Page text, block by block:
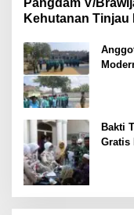
Pangdam V/
Kehutanan
Bakti
Gratis